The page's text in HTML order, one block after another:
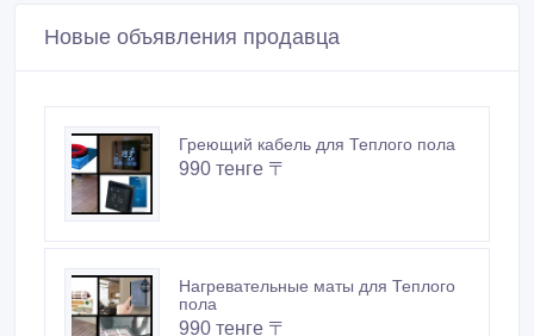
Новые объявления продавца
Греющий кабель для Теплого пола
990 тенге 〒
Нагревательные маты для Теплого
пола
990 тенге 〒